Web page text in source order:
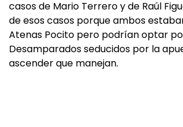
casos de Mario Terrero y de Raúl
de esos casos porque ambos
Atenas Pocito pero podrían optar
Desamparados seducidos por la
ascender que manejan.